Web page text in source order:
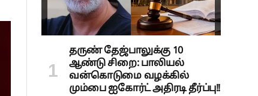
தருண் தேஜ்பாலுக்கு 10
ஆண்டு சிறை: பாலியல்
வன்கொடுமை வழக்கில்
மும்பை ஐகோர்ட் அதிரடி தீர்ப்பு!!